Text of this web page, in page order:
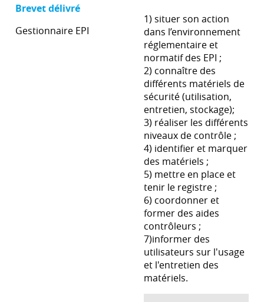
Brevet délivré
Gestionnaire EPI
1) situer son action
dans l’environnement
réglementaire et
normatif des EPI ;
2) connaître des
différents matériels de
sécurité (utilisation,
entretien, stockage);
3) réaliser les différents
niveaux de contrôle ;
4) identifier et marquer
des matériels ;
5) mettre en place et
tenir le registre ;
6) coordonner et
former des aides
contrôleurs ;
7)informer des
utilisateurs sur l'usage
et l'entretien des
matériels.